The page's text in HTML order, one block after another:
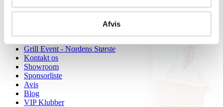
Afvis
Grill Event - Nordens Største
Kontakt os
Showroom
Sponsorliste
Avis
Blog
VIP Klubber